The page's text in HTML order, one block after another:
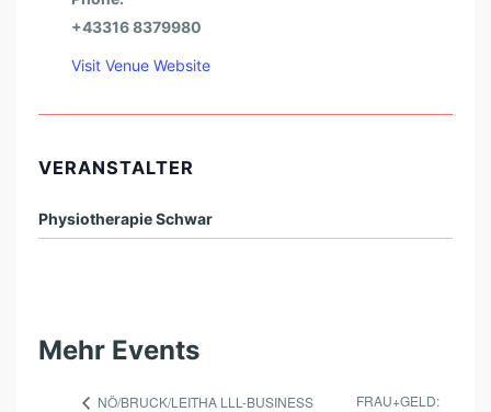
+43316 8379980
Visit Venue Website
VERANSTALTER
Physiotherapie Schwar
Mehr Events
NÖ/BRUCK/LEITHA LLL-BUSINESS
FRAU+GELD: